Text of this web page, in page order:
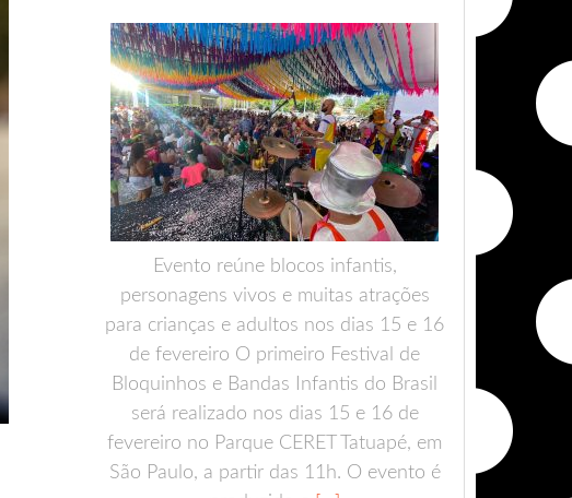
Evento reúne blocos infantis,
personagens vivos e muitas atrações
para crianças e adultos nos dias 15 e 16
de fevereiro O primeiro Festival de
Bloquinhos e Bandas Infantis do Brasil
será realizado nos dias 15 e 16 de
fevereiro no Parque CERET Tatuapé, em
São Paulo, a partir das 11h. O evento é